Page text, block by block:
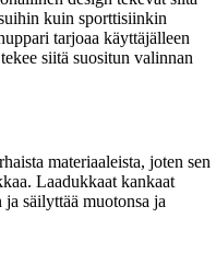
kuin sporttisiinkin
tarjoaa käyttäjälleen
siitä suositun valinnan
materiaaleista, joten sen
Laadukkaat kankaat
ja säilyttää muotonsa ja